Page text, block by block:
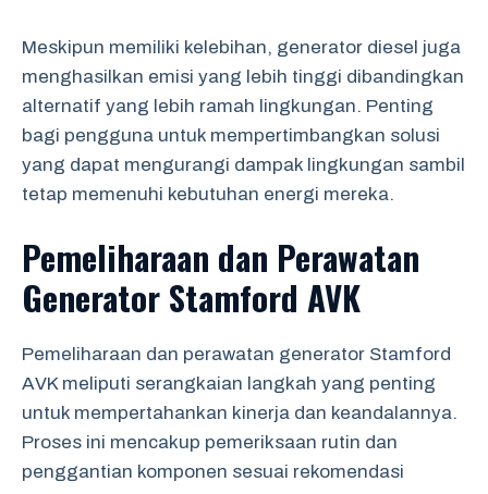
Meskipun memiliki kelebihan, generator diesel juga
menghasilkan emisi yang lebih tinggi dibandingkan
alternatif yang lebih ramah lingkungan. Penting
bagi pengguna untuk mempertimbangkan solusi
yang dapat mengurangi dampak lingkungan sambil
tetap memenuhi kebutuhan energi mereka.
Pemeliharaan dan Perawatan
Generator Stamford AVK
Pemeliharaan dan perawatan generator Stamford
AVK meliputi serangkaian langkah yang penting
untuk mempertahankan kinerja dan keandalannya.
Proses ini mencakup pemeriksaan rutin dan
penggantian komponen sesuai rekomendasi